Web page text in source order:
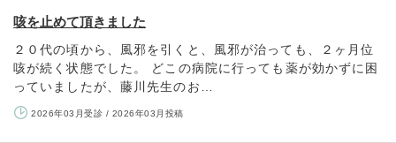
咳を止めて頂きました
２０代の頃から、風邪を引くと、風邪が治っても、２ヶ月位
咳が続く状態でした。 どこの病院に行っても薬が効かずに困
っていましたが、藤川先生のお…
2026年03月受診 / 2026年03月投稿